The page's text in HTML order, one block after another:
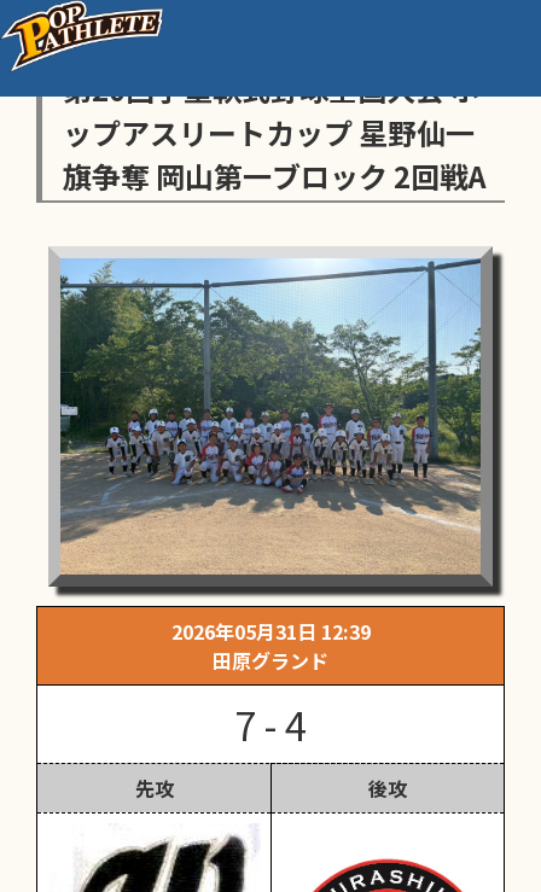
センス・トラストトーナメント
第20回学童軟式野球全国大会 ポ
ップアスリートカップ 星野仙一
旗争奪 岡山第一ブロック 2回戦A
2026年05月31日 12:39
田原グランド
7 - 4
先攻 後攻